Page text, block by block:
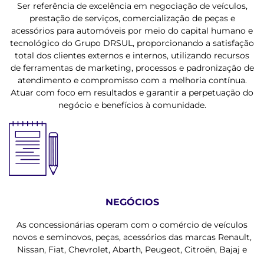
Ser referência de excelência em negociação de veículos,
prestação de serviços, comercialização de peças e
acessórios para automóveis por meio do capital humano e
tecnológico do Grupo DRSUL, proporcionando a satisfação
total dos clientes externos e internos, utilizando recursos
de ferramentas de marketing, processos e padronização de
atendimento e compromisso com a melhoria contínua.
Atuar com foco em resultados e garantir a perpetuação do
negócio e benefícios à comunidade.
NEGÓCIOS
As concessionárias operam com o comércio de veículos
novos e seminovos, peças, acessórios das marcas Renault,
Nissan, Fiat, Chevrolet, Abarth, Peugeot, Citroën, Bajaj e